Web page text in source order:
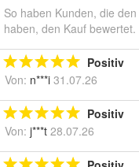
So haben Kunden, die
haben, den Kauf bewertet.
Positiv
Von: n***i 31.07.26
Positiv
Von: j***t 28.07.26